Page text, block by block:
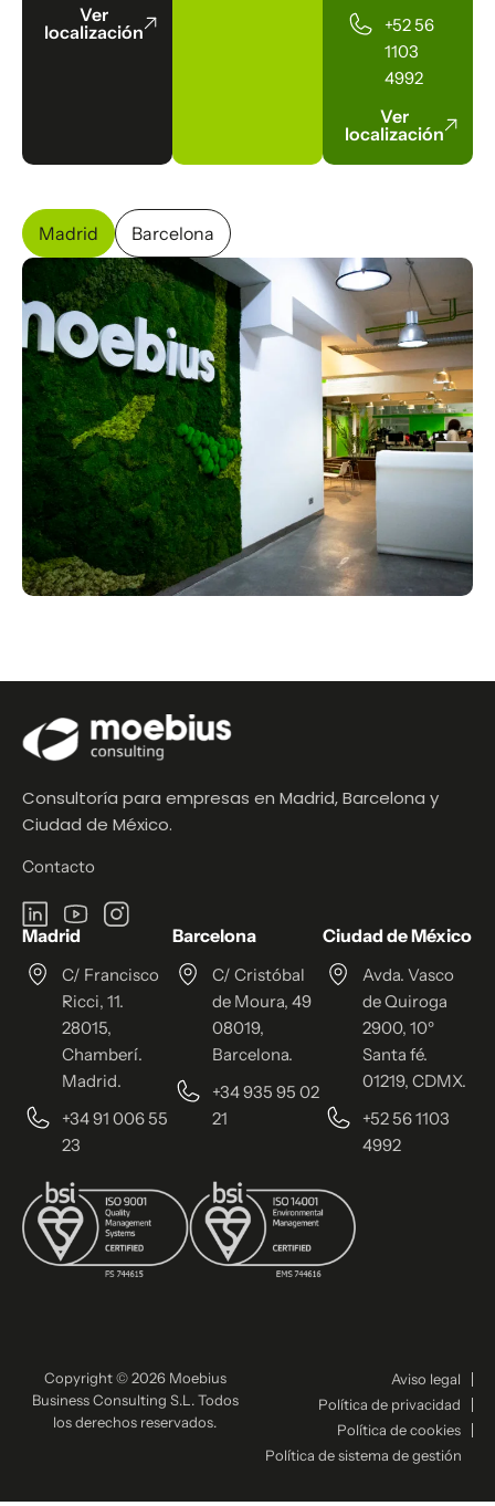
Ver
localización
+52 56
1103
4992
Ver
localización
Madrid Barcelona
Consultoría para empresas en Madrid, Barcelona y
Ciudad de México.
Contacto
Madrid
C/ Francisco
Ricci, 11.
28015,
Chamberí.
Madrid.
+34 91 006 55
23
Barcelona
C/ Cristóbal
de Moura, 49
08019,
Barcelona.
+34 935 95 02
21
Ciudad de México
Avda. Vasco
de Quiroga
2900, 10º
Santa fé.
01219, CDMX.
+52 56 1103
4992
Copyright © 2026 Moebius
Business Consulting S.L. Todos
los derechos reservados.
Aviso legal
Política de privacidad
Política de cookies
Política de sistema de gestión